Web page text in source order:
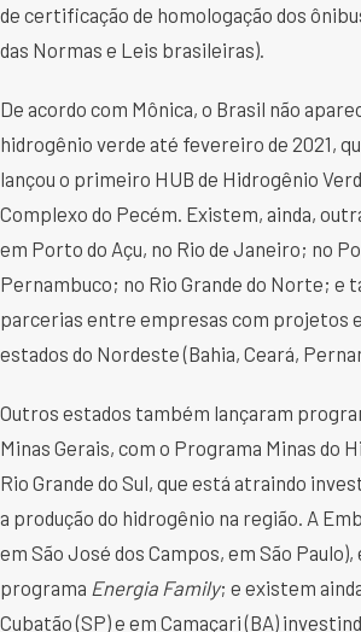
de certificação de homologação dos
das Normas e Leis brasileiras).
De acordo com Mônica, o Brasil não
hidrogênio verde até fevereiro de 2021,
lançou o primeiro HUB de Hidrogênio
Complexo do Pecém. Existem, ainda,
em Porto do Açu, no Rio de Janeiro; no
Pernambuco; no Rio Grande do Norte; e
parcerias entre empresas com projetos
estados do Nordeste (Bahia, Ceará,
Outros estados também lançaram
Minas Gerais, com o Programa Minas do
Rio Grande do Sul, que está atraindo
a produção do hidrogênio na região. A
em São José dos Campos, em São Paulo),
programa Energia Family; e existem
Cubatão (SP) e em Camaçari (BA)